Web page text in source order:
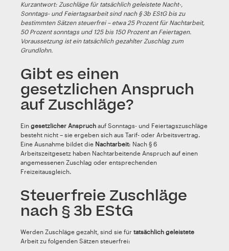
Kurzantwort: Zuschläge für tatsächlich geleistete Nacht-,
Sonntags- und Feiertagsarbeit sind nach § 3b EStG bis zu
bestimmten Sätzen steuerfrei – etwa 25 Prozent für Nachtarbeit,
50 Prozent sonntags und 125 bis 150 Prozent an Feiertagen.
Voraussetzung ist ein tatsächlich gezahlter Zuschlag zum
Grundlohn.
Gibt es einen
gesetzlichen Anspruch
auf Zuschläge?
Ein gesetzlicher Anspruch auf Sonntags- und Feiertagszuschläge
besteht nicht – sie ergeben sich aus Tarif- oder Arbeitsvertrag.
Eine Ausnahme bildet die Nachtarbeit: Nach § 6
Arbeitszeitgesetz haben Nachtarbeitende Anspruch auf einen
angemessenen Zuschlag oder entsprechenden
Freizeitausgleich.
Steuerfreie Zuschläge
nach § 3b EStG
Werden Zuschläge gezahlt, sind sie für tatsächlich geleistete
Arbeit zu folgenden Sätzen steuerfrei: